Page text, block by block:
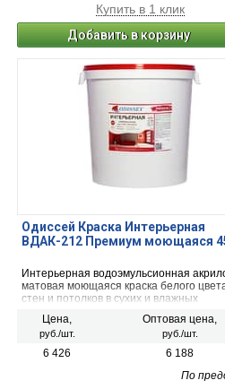
Купить в 1 клик
Добавить в корзину
Одиссей Краска Интерьерная
ВДАК-212 Премиум моющаяся
Интерьерная водоэмульсионная
матовая моющаяся краска белого
стен и потолков в сухих и влажных
участков. Особо прочная. Класс
безопасности КМ1. Фасовка Евробак - 45
Цена,
руб./шт.
Оптовая цена,
руб./шт.
6 426
6 188
По